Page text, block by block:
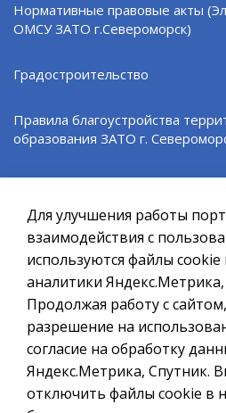
Нормативные правовые акты
ОМСУ ЗАТО г.Североморск)
Градостроительство
Правила благоустройства
образования ЗАТО г.
Организации ОМСУ
Информация контролирующих,
Информация СМКУ "ЕДДС"
Информационные ресурсы
Поделиться: VK
ВЕРНУТЬСЯ НАЗАД
образования ЗАТО
При полном или частичном
на ресурс обязательна.
Если Вы обнаружили на странице
курсором слово или фразу и
Ctrl+Enter
Политика в отношении обработки
Создание сайта – Старт Икс
© 2010 - 2026
Для улучшения работы
взаимодействия с
используются файлы cookie
аналитики
Продолжая работу с
разрешение на
согласие на обработку
Яндекс.Метрика, Спутник.
отключить файлы cookie в